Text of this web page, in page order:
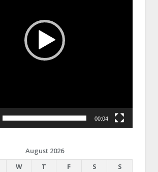
00:04
August 2026
W T F S
S